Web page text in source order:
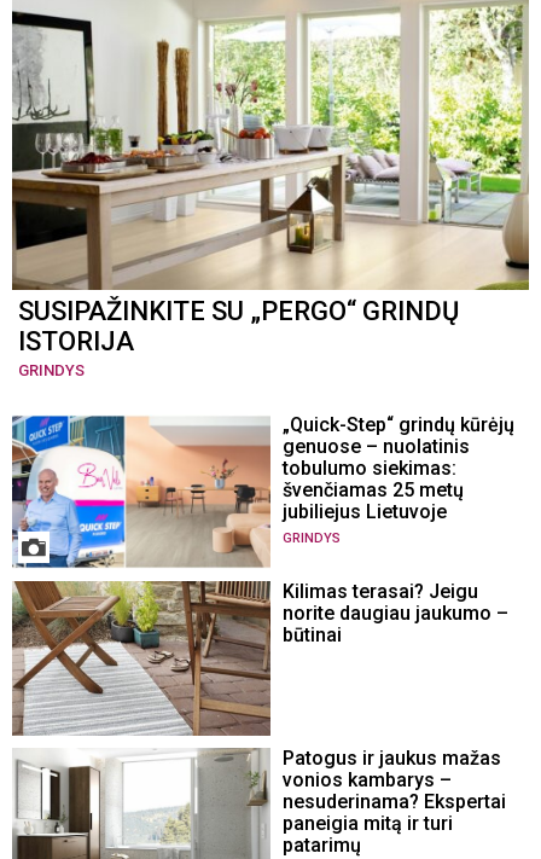
SUSIPAŽINKITE SU „PERGO“ GRINDŲ
ISTORIJA
GRINDYS
„Quick-Step“ grindų kūrėjų
genuose – nuolatinis
tobulumo siekimas:
švenčiamas 25 metų
jubiliejus Lietuvoje
GRINDYS
Kilimas terasai? Jeigu
norite daugiau jaukumo –
būtinai
Patogus ir jaukus mažas
vonios kambarys –
nesuderinama? Ekspertai
paneigia mitą ir turi
patarimų